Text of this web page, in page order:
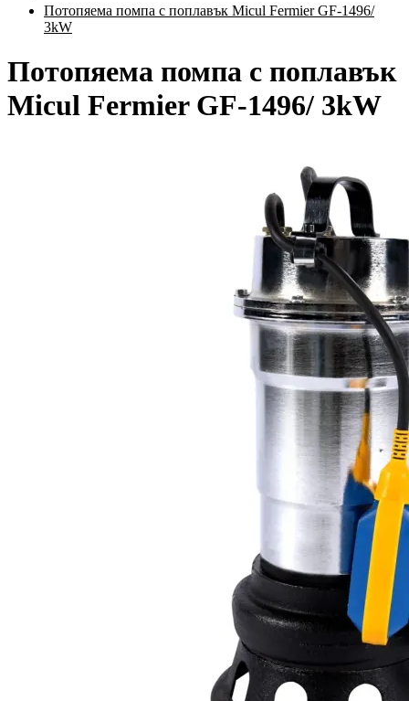
Потопяема помпа с поплавък Micul Fermier GF-1496/
3kW
Потопяема помпа с поплавък
Micul Fermier GF-1496/ 3kW